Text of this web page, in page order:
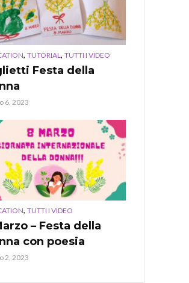
, TUTORIAL, TUTTI I VIDEO
Festa della
6, 2023
, TUTTI I VIDEO
– Festa della
con poesia
2, 2023